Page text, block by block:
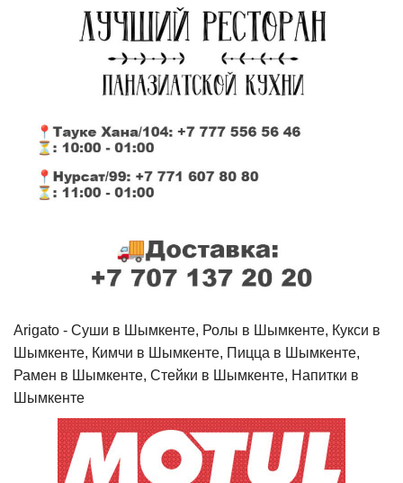
Arigato - Cуши в Шымкенте, Ролы в Шымкенте, Кукси в
Шымкенте, Кимчи в Шымкенте, Пицца в Шымкенте,
Рамен в Шымкенте, Стейки в Шымкенте, Напитки в
Шымкенте